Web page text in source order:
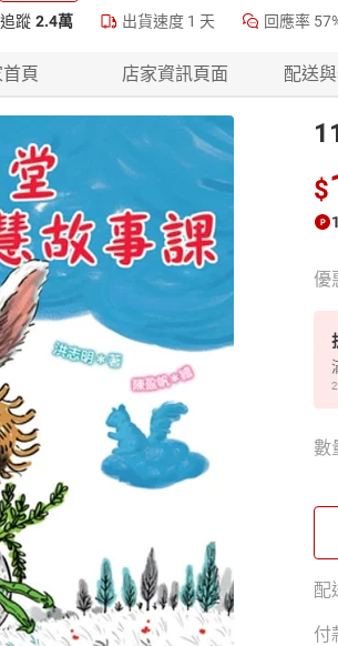
追蹤 2.4萬 出貨速度 1 天 回應率
頁 店家資訊頁面 配送
$
優
數
配
付